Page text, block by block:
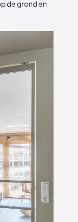
de grond en